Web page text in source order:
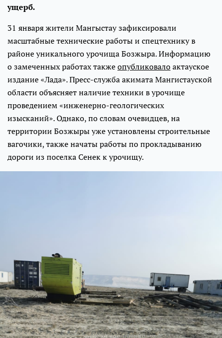
ущерб.
31 января жители Мангыстау зафиксировали
масштабные технические работы и спецтехнику в
районе уникального урочища Бозжыра. Информацию
о замеченных работах такжеопубликовалоактауское
издание «Лада». Пресс-служба акимата Мангистауской
области объясняет наличие техники в урочище
проведением «инженерно-геологических
изысканий». Однако, по словам очевидцев, на
территории Бозжыры уже установлены строительные
вагочики, также начаты работы по прокладыванию
дороги из поселка Сенек к урочищу.